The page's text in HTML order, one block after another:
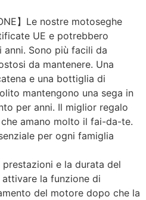
】Le nostre motoseghe
UE e potrebbero
Sono più facili da
da mantenere. Una
e una bottiglia di
mantengono una sega in
per anni. Il miglior regalo
amano molto il fai-da-te.
per ogni famiglia
e la durata del
la funzione di
del motore dopo che la